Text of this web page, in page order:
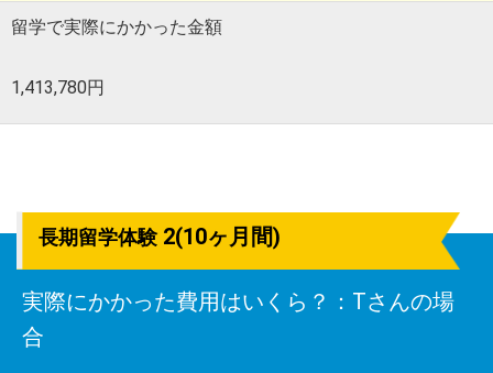
留学で実際にかかった金額
1,413,780円
長期留学体験 2(10ヶ月間)
実際にかかった費用はいくら？：Tさんの場
合